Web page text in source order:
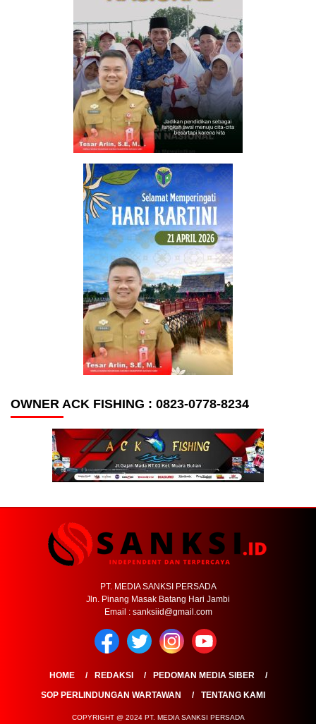
OWNER ACK FISHING : 0823-0778-8234
PT. MEDIA SANKSI PERSADA
Jln. Pinang Masak Batang Hari Jambi
Email : sanksiid@gmail.com
HOME REDAKSI
PEDOMAN MEDIA SIBER
SOP PERLINDUNGAN WARTAWAN
TENTANG KAMI
COPYRIGHT @ 2024 PT. MEDIA SANKSI PERSADA